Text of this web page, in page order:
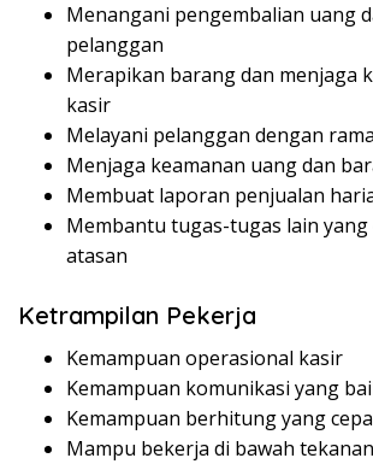
Menangani pengembalian uang
pelanggan
Merapikan barang dan menjaga
kasir
Melayani pelanggan dengan
Menjaga keamanan uang dan
Membuat laporan penjualan
Membantu tugas-tugas lain
atasan
Ketrampilan Pekerja
Kemampuan operasional kasir
Kemampuan komunikasi yang
Kemampuan berhitung yang
Mampu bekerja di bawah tekanan